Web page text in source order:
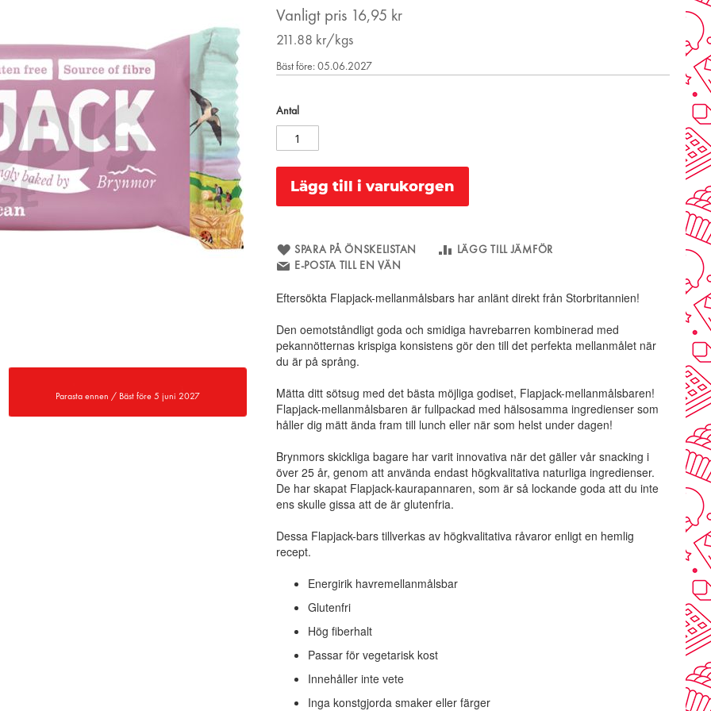
Parasta ennen / Bäst före 5 juni 2027
Vanligt pris 16,95 kr
211.88 kr/kgs
Bäst före: 05.06.2027
Antal
Lägg till i varukorgen
SPARA PÅ ÖNSKELISTAN
LÄGG TILL JÄMFÖR
E-POSTA TILL EN VÄN
Eftersökta Flapjack-mellanmålsbars har anlänt direkt från Storbritannien!
Den oemotståndligt goda och smidiga havrebarren kombinerad med
pekannötternas krispiga konsistens gör den till det perfekta mellanmålet när
du är på språng.
Mätta ditt sötsug med det bästa möjliga godiset, Flapjack-mellanmålsbaren!
Flapjack-mellanmålsbaren är fullpackad med hälsosamma ingredienser som
håller dig mätt ända fram till lunch eller när som helst under dagen!
Brynmors skickliga bagare har varit innovativa när det gäller vår snacking i
över 25 år, genom att använda endast högkvalitativa naturliga ingredienser.
De har skapat Flapjack-kaurapannaren, som är så lockande goda att du inte
ens skulle gissa att de är glutenfria.
Dessa Flapjack-bars tillverkas av högkvalitativa råvaror enligt en hemlig
recept.
Energirik havremellanmålsbar
Glutenfri
Hög fiberhalt
Passar för vegetarisk kost
Innehåller inte vete
Inga konstgjorda smaker eller färger